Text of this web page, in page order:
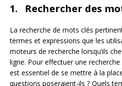
1. Rechercher des
La recherche de mots clés
termes et expressions que les
moteurs de recherche lorsqu’ils
ligne. Pour effectuer une
est essentiel de se mettre à la
questions poseraient-ils ? Quels